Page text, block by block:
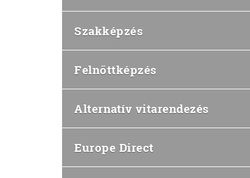
Szakképzés
Felnőttképzés
Alternatív vitarendezés
Europe Direct